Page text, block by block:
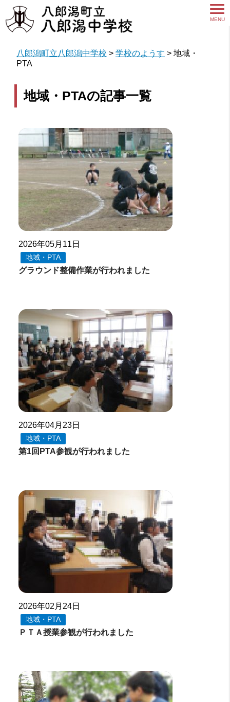
MENU
八郎潟町立八郎潟中学校 > 学校のようす > 地域・
PTA
地域・PTAの記事一覧
2026年05月11日
地域・PTA
グラウンド整備作業が行われました
2026年04月23日
地域・PTA
第1回PTA参観が行われました
2026年02月24日
地域・PTA
ＰＴＡ授業参観が行われました